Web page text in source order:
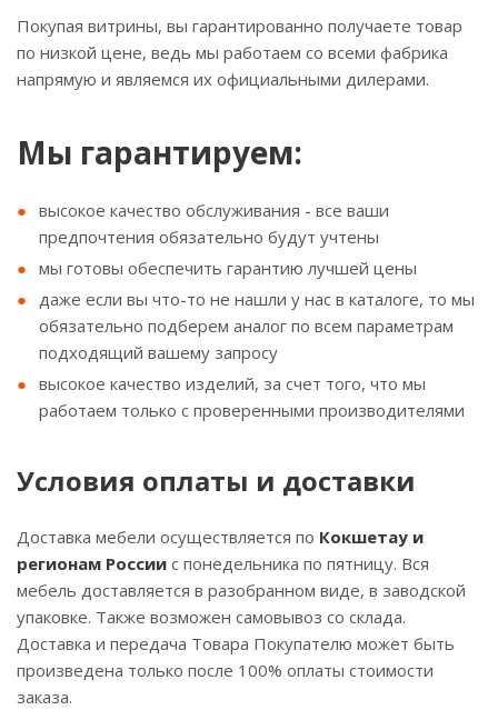
Покупая витрины, вы гарантированно получаете товар
по низкой цене, ведь мы работаем со всеми фабрика
напрямую и являемся их официальными дилерами.
Мы гарантируем:
высокое качество обслуживания - все ваши
предпочтения обязательно будут учтены
мы готовы обеспечить гарантию лучшей цены
даже если вы что-то не нашли у нас в каталоге, то мы
обязательно подберем аналог по всем параметрам
подходящий вашему запросу
высокое качество изделий, за счет того, что мы
работаем только с проверенными производителями
Условия оплаты и доставки
Доставка мебели осуществляется по Кокшетау и
регионам России с понедельника по пятницу. Вся
мебель доставляется в разобранном виде, в заводской
упаковке. Также возможен самовывоз со склада.
Доставка и передача Товара Покупателю может быть
произведена только после 100% оплаты стоимости
заказа.